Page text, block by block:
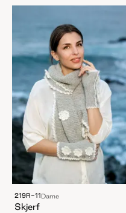
219R-11Dame
Skjerf